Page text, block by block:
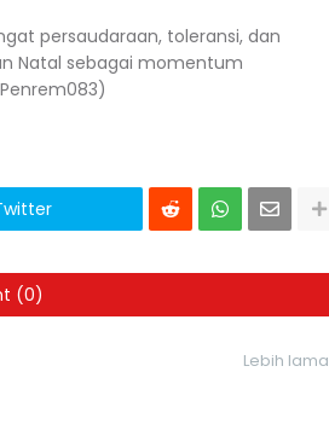
persaudaraan, toleransi, dan
Natal sebagai momentum
(0)
Lebih lama